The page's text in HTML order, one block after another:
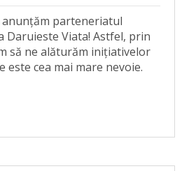
anunțăm parteneriatul
Daruieste Viata! Astfel, prin
să ne alăturăm inițiativelor
este cea mai mare nevoie.